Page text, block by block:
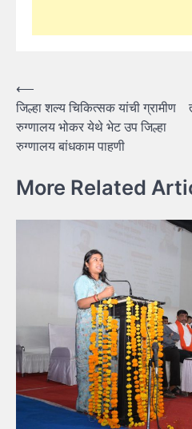
Post
navigation
⟵
जिल्हा शल्य चिकित्सक यांची ग्रामीण
रुग्णालय भोकर येथे भेट उप जिल्हा
रुग्णालय बांधकाम पाहणी
More Related